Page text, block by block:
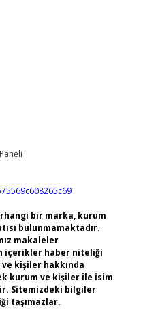
bir marka, kurum
bulunmamaktadır.
makaleler
içerikler haber niteliği
kişiler hakkında
kurum ve kişiler ile isim
Sitemizdeki bilgiler
taşımazlar.